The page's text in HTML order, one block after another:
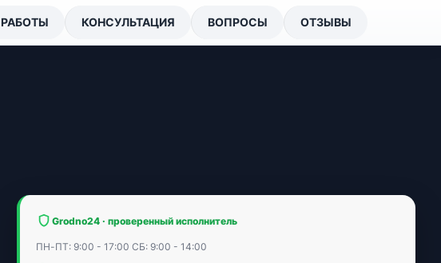
РАБОТЫ КОНСУЛЬТАЦИЯ ВОПРОСЫ ОТЗЫВЫ
Grodno24 · проверенный исполнитель
ПН-ПТ: 9:00 - 17:00 СБ: 9:00 - 14:00